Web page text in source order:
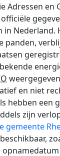
Adressen en
in Nederland.
panden,
en niet
hebben een
zijn
gemeente